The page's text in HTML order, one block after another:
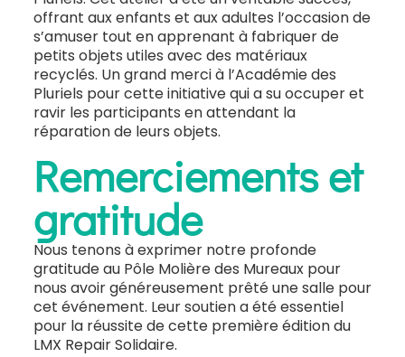
offrant aux enfants et aux adultes l’occasion de
s’amuser tout en apprenant à fabriquer de
petits objets utiles avec des matériaux
recyclés. Un grand merci à l’Académie des
Pluriels pour cette initiative qui a su occuper et
ravir les participants en attendant la
réparation de leurs objets.
Remerciements et
gratitude
Nous tenons à exprimer notre profonde
gratitude au Pôle Molière des Mureaux pour
nous avoir généreusement prêté une salle pour
cet événement. Leur soutien a été essentiel
pour la réussite de cette première édition du
LMX Repair Solidaire.